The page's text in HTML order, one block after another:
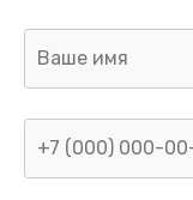
Замена